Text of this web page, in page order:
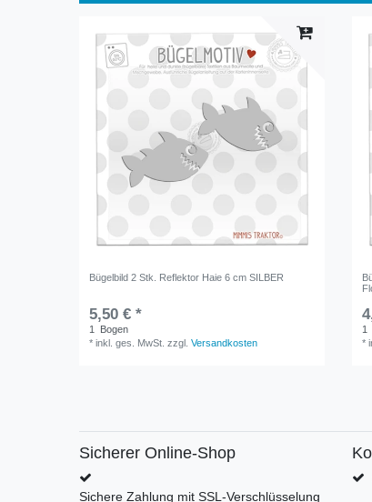
Bügelbild 2 Stk. Reflektor Haie 6 cm SILBER
5,50 € *
1
Bogen
*inkl. ges. MwSt. zzgl.Versandkosten
1
*
Sicherer Online-Shop
Sichere Zahlung mit SSL-Verschlüsselung